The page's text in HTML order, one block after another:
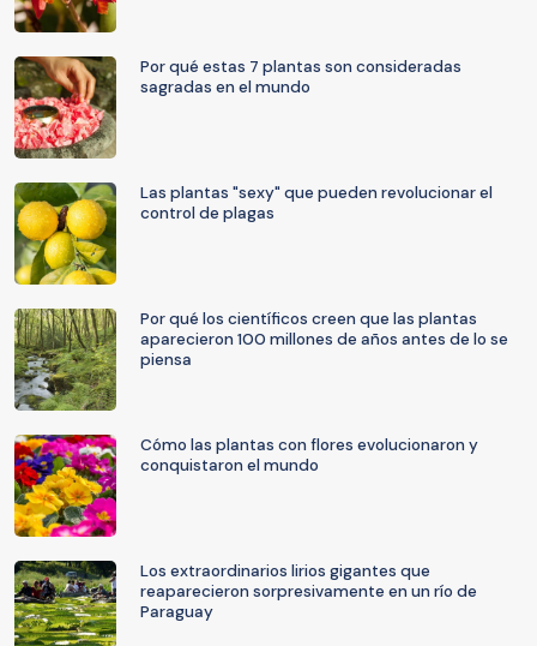
Por qué estas 7 plantas son consideradas
sagradas en el mundo
Las plantas "sexy" que pueden revolucionar el
control de plagas
Por qué los científicos creen que las plantas
aparecieron 100 millones de años antes de lo se
piensa
Cómo las plantas con flores evolucionaron y
conquistaron el mundo
Los extraordinarios lirios gigantes que
reaparecieron sorpresivamente en un río de
Paraguay